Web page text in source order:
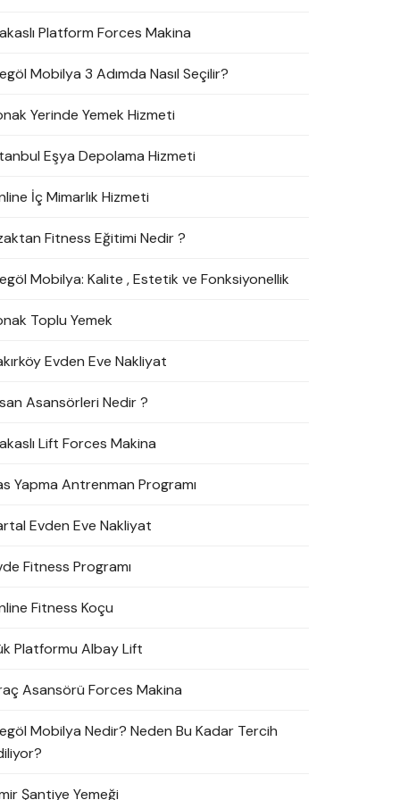
Platform Forces Makina
Mobilya 3 Adımda Nasıl Seçilir?
Yerinde Yemek Hizmeti
Eşya Depolama Hizmeti
İç Mimarlık Hizmeti
Fitness Eğitimi Nedir ?
Mobilya: Kalite , Estetik ve Fonksiyonellik
Toplu Yemek
Evden Eve Nakliyat
Asansörleri Nedir ?
Lift Forces Makina
Yapma Antrenman Programı
Evden Eve Nakliyat
Fitness Programı
Fitness Koçu
Platformu Albay Lift
Asansörü Forces Makina
Mobilya Nedir? Neden Bu Kadar Tercih
Şantiye Yemeği